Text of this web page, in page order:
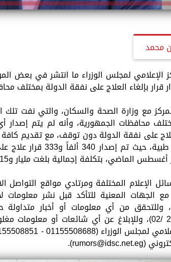
محمد
الإعلامي لمجلس الوزراء ما انتشر في بعض
قرار بإلغاء العلاج على نفقة الدولة بمختلف
مع وزارة الصحة والسكان، والتي نفت تلك
محافظات الجمهورية، وأنه لم يتم
على نفقة الدولة دون توقف، مع تقديم
وفحوصات طبية، حيث
الماضي، بتكلفة إجمالية بلغت مليار و415 مليون جنيه.
الإعلام المختلفة ومرتادي مواقع التواصل
مع الجهات المعنية للتأكد قبل نشر
وللتحقق من أي معلومات أو أخبار
(25354150 /02)، وللإبلاغ عن أي شائعات أو
(
rumors@idsc.net.eg
).